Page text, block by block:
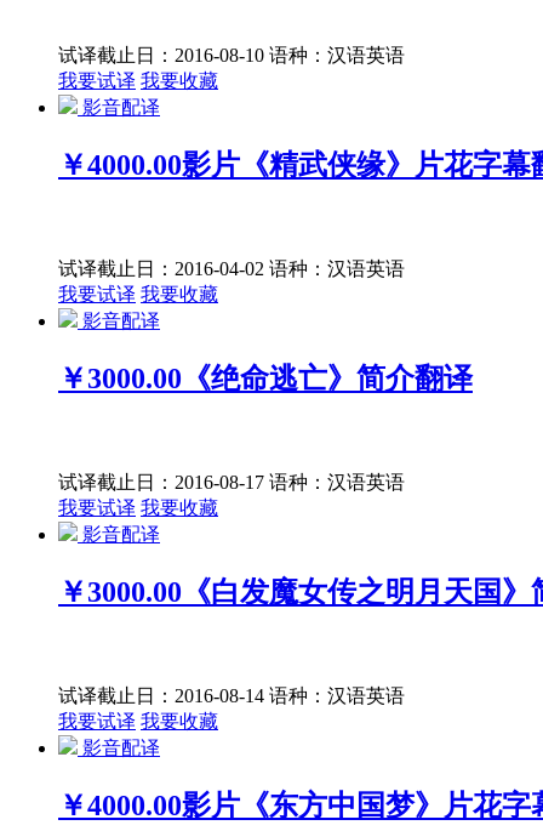
试译截止日：2016-08-10 语种：汉语英语
我要试译 我要收藏
影音配译
￥4000.00影片《精武侠缘》片花字幕
试译截止日：2016-04-02 语种：汉语英语
我要试译 我要收藏
影音配译
￥3000.00 《绝命逃亡》简介翻译
试译截止日：2016-08-17 语种：汉语英语
我要试译 我要收藏
影音配译
￥3000.00 《白发魔女传之明月天国》
试译截止日：2016-08-14 语种：汉语英语
我要试译 我要收藏
影音配译
￥4000.00影片《东方中国梦》片花字